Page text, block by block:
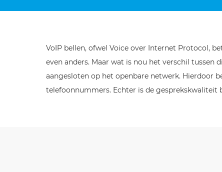
VoIP bellen, ofwel Voice over Internet Protocol,
even anders. Maar wat is nou het verschil
aangesloten op het openbare netwerk. Hierdoor
telefoonnummers. Echter is de gesprekskwaliteit